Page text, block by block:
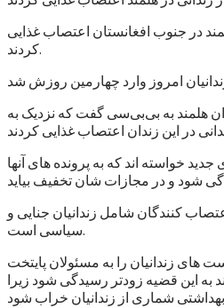
در جنوب افغانستان اعتصاب غذایی
کردند.
هلمند به بی‌بی‌سی گفت که نزدیک به
خواسته اند که به پرونده های آنها
کنندگان شامل زندانیان جنایی و
سیاسی است.
های زندانیان را به مسئولان پایتخت
به این قضیه زودتر رسیدگی شود زیرا